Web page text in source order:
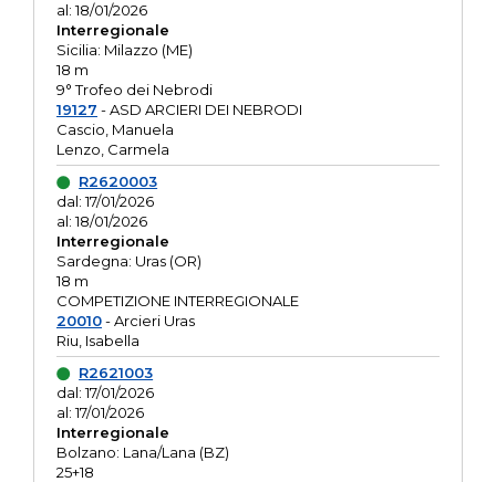
al: 18/01/2026
Interregionale
Sicilia: Milazzo (ME)
18 m
9° Trofeo dei Nebrodi
19127 - ASD ARCIERI DEI NEBRODI
Cascio, Manuela
Lenzo, Carmela
R2620003
dal: 17/01/2026
al: 18/01/2026
Interregionale
Sardegna: Uras (OR)
18 m
COMPETIZIONE INTERREGIONALE
20010- Arcieri Uras
Riu, Isabella
R2621003
dal: 17/01/2026
al: 17/01/2026
Interregionale
Bolzano: Lana/Lana (BZ)
25+18